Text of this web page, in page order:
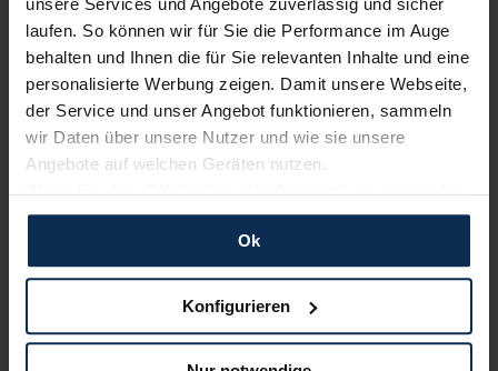
laufen. So können wir für Sie die Performance im Auge
behalten und Ihnen die für Sie relevanten Inhalte und eine
personalisierte Werbung zeigen. Damit unsere Webseite,
der Service und unser Angebot funktionieren, sammeln
wir Daten über unsere Nutzer und wie sie unsere
Angebote auf welchen Geräten nutzen.
Wenn Sie das „OK“ finden, sind Sie damit einverstanden
und erlauben uns Cookies für unseren Service zu
verwenden und diese Daten an Dritte weiterzugeben,
etwa an unsere Marketingpartner. Falls Sie dem nicht
zustimmen möchten, beschränken wir uns auf die
dann nicht auf Sie zuschneiden und Sie somit nicht
Ok
Konfigurieren
KI-generiert
Dacia Sandero: Ab 2027 als elektrischer
Supermini geplant
Dacia hat die vierte Generation des Sandero angekündigt. Der
Kleinwagen soll als robuster, erhöhter Supermini mit reinem